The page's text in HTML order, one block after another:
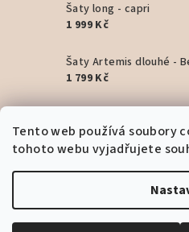
Tento web používá soubory
tohoto webu vyjadřujete
Šaty long - capri
1 999 Kč
Šaty Artemis dlouhé -
1 799 Kč
1 799 Kč
Šaty Artemis dlouhé -